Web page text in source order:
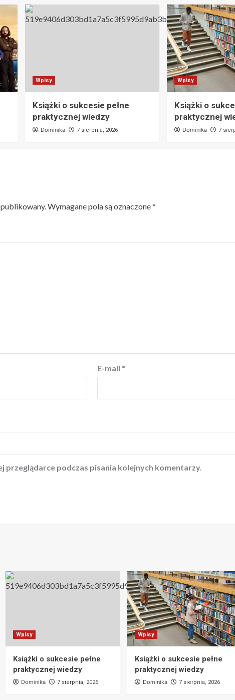
Wpisy
Książki o sukcesie pełne
praktycznej wiedzy
Dominika 7 sierpnia, 2026
Wpisy
Książki o
praktycznej
Dominika 7
Wymagane pola są oznaczone*
E-mail *
przeglądarce podczas pisania kolejnych komentarzy.
Wpisy
Książki o sukcesie pełne
praktycznej wiedzy
Dominika 7 sierpnia, 2026
Wpisy
Książki o sukcesie pełne
praktycznej wiedzy
Dominika 7 sierpnia, 2026